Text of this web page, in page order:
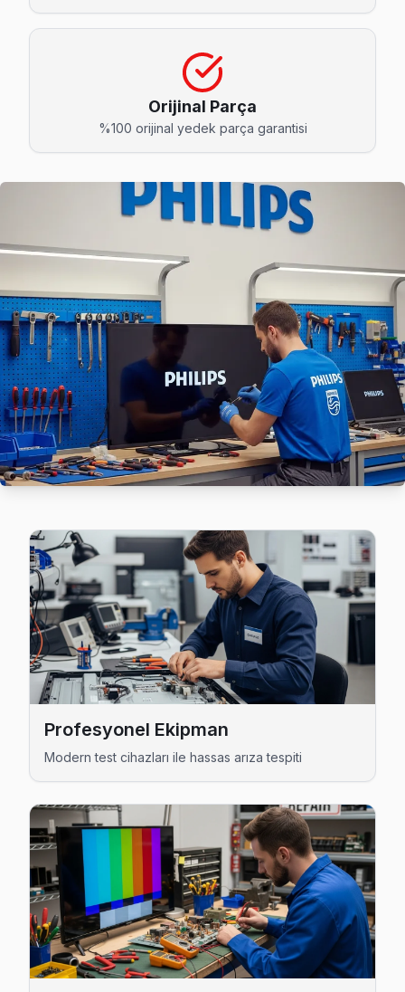
Kocasinan Philips Servis
Kocasinan sakinlerine özel: Philips TV tamirinde parça
Bahçelievler TV Servis Merkezi →
Siyavuşpaşa Philips Servis
Bahçelievler'da Siyavuşpaşa mahallesi için Philips TV
Soğanlı Philips Servis
Soğanlı'de Philips TV ekranında çizgi, donma ya da ses
Soğanlı Philips Anakart Tamiri →
Şirinevler Philips Servis
Şirinevler mahallesi Philips TV servisinde şeffaf
Philips Servis Merkezi →
Zafer Philips Servis
Zafer sakinleri için Philips TV tamir hizmetimiz: teşhis
Bahçelievler Philips Servis →
Çobançeşme Philips Anakart Tamiri →
Bahçelievler Philips TV Servis Hizmet Bölgesi
Bahçelievler bölgesine kapıya gelen Philips TV tamir servisi
Orijinal Parça
%100 orijinal yedek parça garantisi
Profesyonel Ekipman
Modern test cihazları ile hassas arıza tespiti